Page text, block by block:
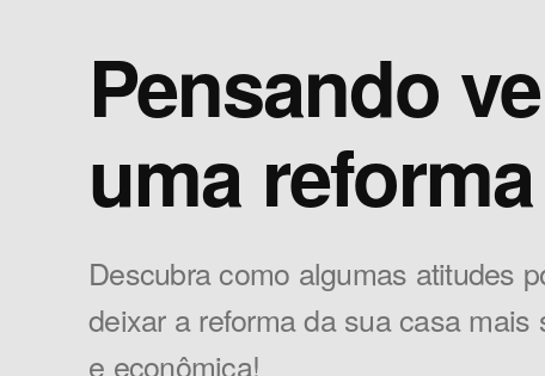
Pensando
uma
Descubra como algumas atitudes
deixar a reforma da sua casa mais
e econômica!